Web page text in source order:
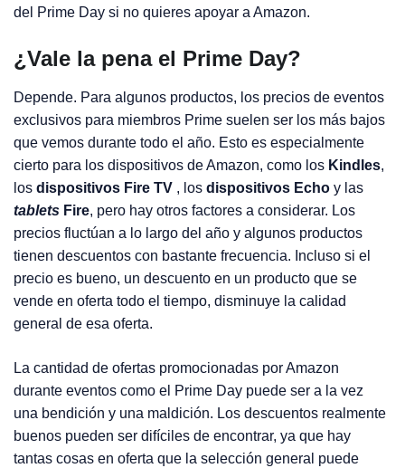
del Prime Day si no quieres apoyar a Amazon.
¿Vale la pena el Prime Day?
Depende. Para algunos productos, los precios de eventos
exclusivos para miembros Prime suelen ser los más bajos
que vemos durante todo el año. Esto es especialmente
cierto para los dispositivos de Amazon, como los Kindles,
losdispositivos Fire TV , losdispositivos Echo y las
tablets Fire, pero hay otros factores a considerar. Los
precios fluctúan a lo largo del año y algunos productos
tienen descuentos con bastante frecuencia. Incluso si el
precio es bueno, un descuento en un producto que se
vende en oferta todo el tiempo, disminuye la calidad
general de esa oferta.
La cantidad de ofertas promocionadas por Amazon
durante eventos como el Prime Day puede ser a la vez
una bendición y una maldición. Los descuentos realmente
buenos pueden ser difíciles de encontrar, ya que hay
tantas cosas en oferta que la selección general puede